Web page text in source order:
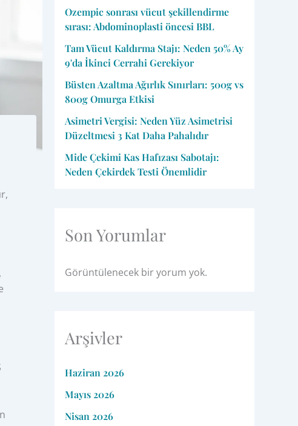
Ozempic sonrası vücut şekillendirme
sırası: Abdominoplasti öncesi BBL
Tam Vücut Kaldırma Stajı: Neden 50% Ay
9'da İkinci Cerrahi Gerekiyor
Büsten Azaltma Ağırlık Sınırları: 500g vs
800g Omurga Etkisi
Asimetri Vergisi: Neden Yüz Asimetrisi
Düzeltmesi 3 Kat Daha Pahalıdır
Mide Çekimi Kas Hafızası Sabotajı:
Neden Çekirdek Testi Önemlidir
Son Yorumlar
Görüntülenecek bir yorum yok.
Arşivler
Haziran 2026
Mayıs 2026
Nisan 2026